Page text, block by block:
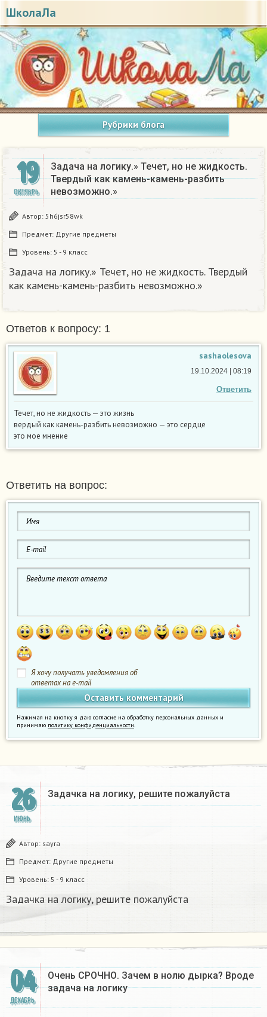
ШколаЛа
Рубрики блога
19
ОКТЯБРЬ
Задача на логику.» Течет, но не жидкость.
Твердый как камень-камень-разбить
невозможно.»
Автор: 5h6jsr58wk
Предмет: Другие предметы
Уровень: 5 - 9 класс
Задача на логику.» Течет, но не жидкость. Твердый
как камень-камень-разбить невозможно.»
Ответов к вопросу: 1
sashaolesova
Ответить
19.10.2024 | 08:19
Течет, но не жидкость — это жизнь
вердый как камень-разбить невозможно — это сердце
это мое мнение
Ответить на вопрос:
Я хочу получать уведомления об
ответах на e-mail
Нажимая на кнопку я даю согласие на обработку персональных данных и
принимаю политику конфиденциальности.
26
ИЮНЬ
Задачка на логику, решите пожалуйста​
Автор: sayra
Предмет: Другие предметы
Уровень: 5 - 9 класс
Задачка на логику, решите пожалуйста​
04
ДЕКАБРЬ
Очень СРОЧНО. Зачем в нолю дырка? Вроде
задача на логику